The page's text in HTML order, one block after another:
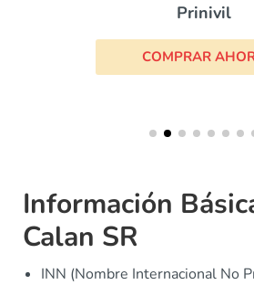
Prinivil
COMPRAR
Información
Calan SR
INN (Nombre Internacional No